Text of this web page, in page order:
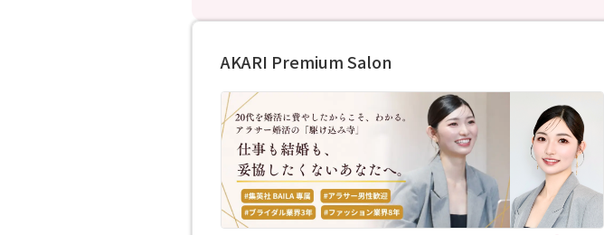
AKARI Premium Salon